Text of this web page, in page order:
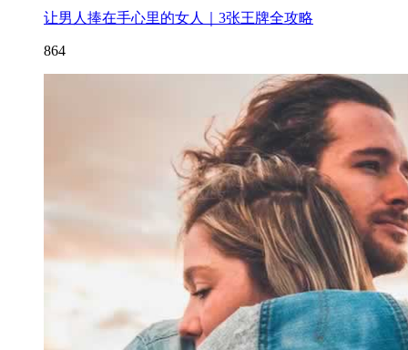
让男人捧在手心里的女人｜3张王牌全攻略
864